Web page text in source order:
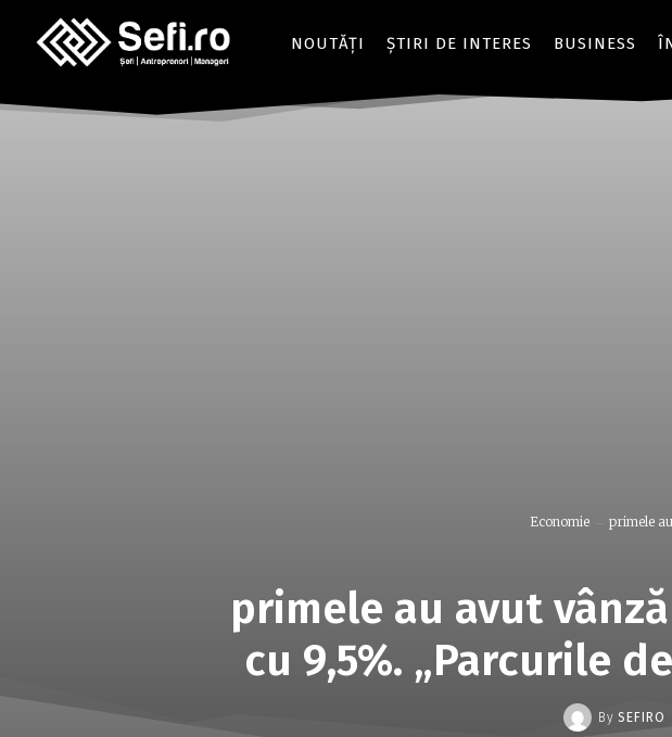
NOUTĂȚI ȘTIRI DE INTERES BUSINESS
Economie primele
primele au avut
cu 9,5%. „Parcurile
By SEFIRO